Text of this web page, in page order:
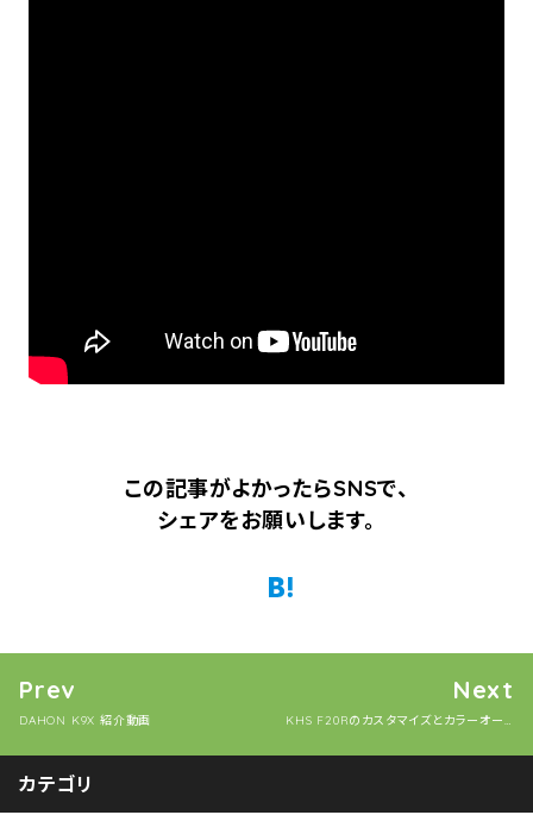
この記事がよかったらSNSで、
シェアをお願いします。
Twitter
Facebook
はてなブックマーク
Prev
DAHON K9X 紹介動画
Next
KHS F20Rのカスタマイズとカラーオーダー
カテゴリ